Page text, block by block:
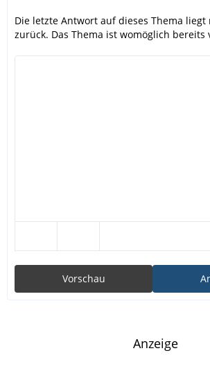
Die letzte Antwort auf dieses Thema liegt
zurück. Das Thema ist womöglich bereits
Vorschau
Anzeige